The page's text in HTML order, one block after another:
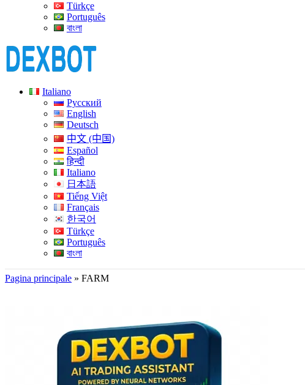
Türkçe
Português
বাংলা
Italiano
Русский
English
Deutsch
中文 (中国)
Español
हिन्दी
Italiano
日本語
Tiếng Việt
Français
한국어
Türkçe
Português
বাংলা
Pagina principale » FARM